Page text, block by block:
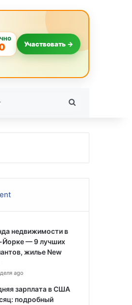
Участвовать →
недвижимости в
— 9 лучших
жилье New
ago
зарплата в США
подробный